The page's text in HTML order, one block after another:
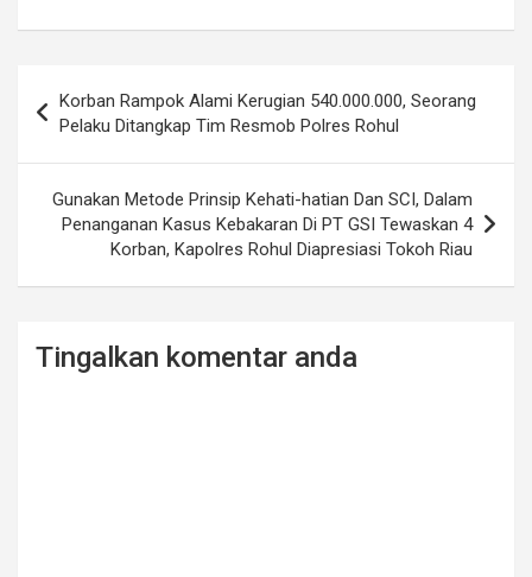
navigation
Korban Rampok Alami Kerugian 540.000.000, Seorang
Pelaku Ditangkap Tim Resmob Polres Rohul
Gunakan Metode Prinsip Kehati-hatian Dan SCI, Dalam
Penanganan Kasus Kebakaran Di PT GSI Tewaskan 4
Korban, Kapolres Rohul Diapresiasi Tokoh Riau
Tingalkan komentar anda